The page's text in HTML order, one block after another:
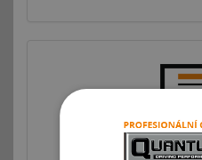
Proč jsme